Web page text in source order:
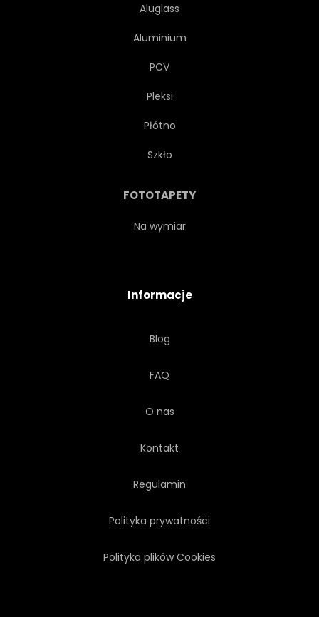
ILUSTRACJA
Aluglass
Aluminium
PCV
Pleksi
Płótno
Szkło
FOTOTAPETY
Na wymiar
Informacje
Blog
FAQ
O nas
Kontakt
Regulamin
Polityka prywatności
Polityka plików Cookies